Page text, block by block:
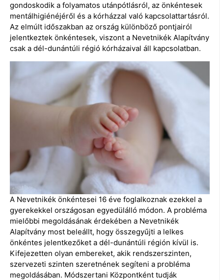
gondoskodik a folyamatos utánpótlásról, az önkéntesek
mentálhigiénéjéről és a kórházzal való kapcsolattartásról.
Az elmúlt időszakban az ország különböző pontjairól
jelentkeztek önkéntesek, viszont a Nevetnikék Alapítvány
csak a dél-dunántúli régió kórházaival áll kapcsolatban.
A Nevetnikék önkéntesei 16 éve foglalkoznak ezekkel a
gyerekekkel országosan egyedülálló módon. A probléma
mielőbbi megoldásának érdekében a Nevetnikék
Alapítvány most beleállt, hogy összegyűjti a lelkes
önkéntes jelentkezőket a dél-dunántúli régión kívül is.
Kifejezetten olyan embereket, akik rendszerszinten,
szervezeti szinten szeretnének segíteni a probléma
megoldásában. Módszertani Központként tudják